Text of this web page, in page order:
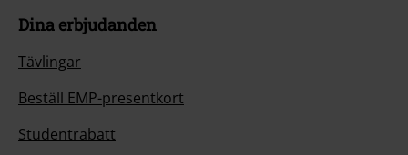
Dina erbjudanden
Tävlingar
Beställ EMP-presentkort
Studentrabatt